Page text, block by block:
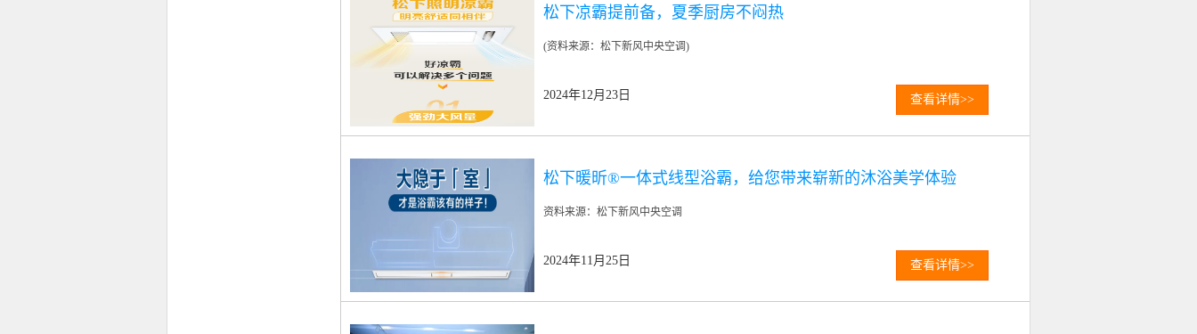
松下凉霸提前备，夏季厨房不闷热
(资料来源：松下新风中央空调)
2024年12月23日 查看详情>>
松下暖昕®一体式线型浴霸，给您带来崭新的沐浴美学体验
资料来源：松下新风中央空调
2024年11月25日 查看详情>>